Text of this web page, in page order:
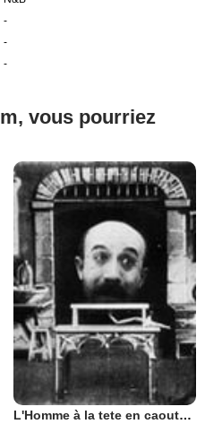
-
-
-
vous pourriez
L'Homme à la tete en caoutchouc